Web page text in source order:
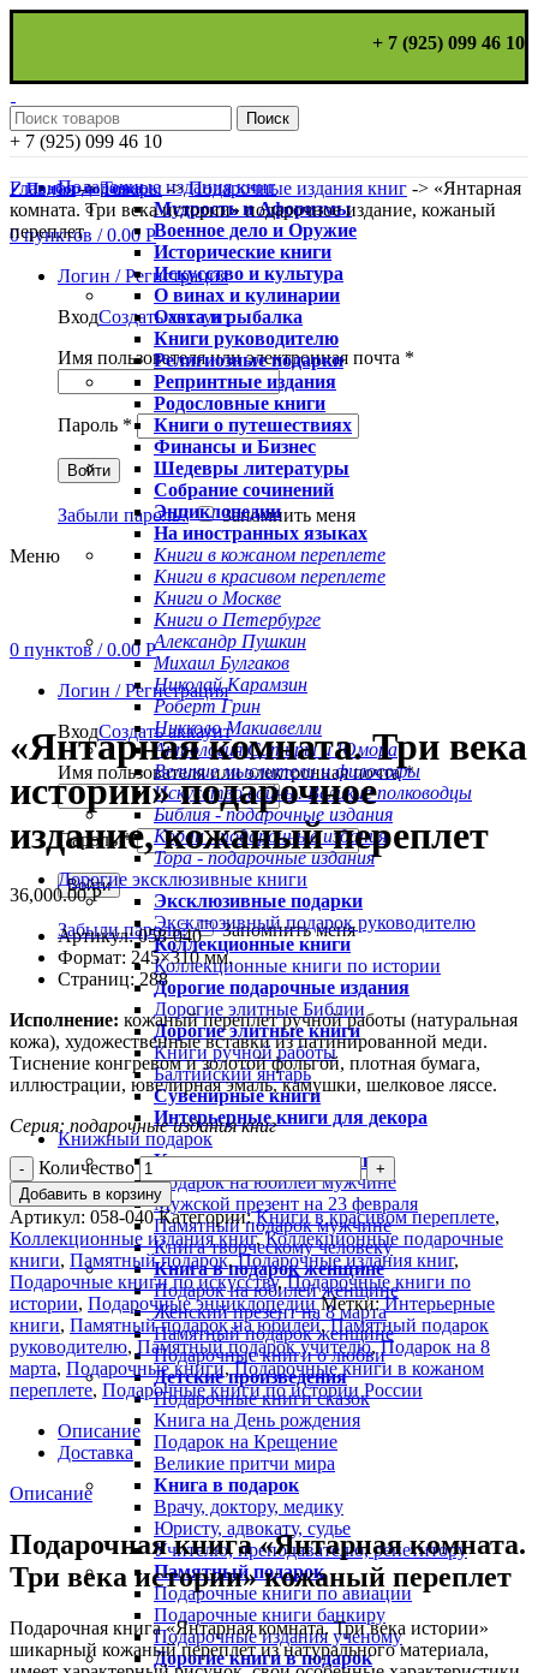
+ 7 (925) 099 46 10
Поиск
+ 7 (925) 099 46 10
✓ Подбор подарка
0пунктов / 0.00 Р
Логин / Регистрация
ВходСоздать аккаунт
Имя пользователя или электронная почта *
Пароль *
Войти
Забыли пароль?
Запомнить меня
Меню
0 пунктов / 0.00 Р
Логин / Регистрация
ВходСоздать аккаунт
Имя пользователя или электронная почта*
Пароль *
Войти
Забыли пароль? Запомнить меня
Подарочные издания книг
Мудрость и Афоризмы
Военное дело и Оружие
Исторические книги
Искусство и культура
О винах и кулинарии
Охота и рыбалка
Книги руководителю
Религиозные подарки
Репринтные издания
Родословные книги
Книги о путешествиях
Финансы и Бизнес
Шедевры литературы
Собрание сочинений
Энциклопедии
На иностранных языках
Книги в кожаном переплете
Книги в красивом переплете
Книги о Москве
Книги о Петербурге
Александр Пушкин
Михаил Булгаков
Николай Карамзин
Роберт Грин
Никколо Макиавелли
Антология Сатиры и Юмора
Великие мыслители и философы
Искусство войны. Великие полководцы
Библия - подарочные издания
Коран - подарочные издания
Тора - подарочные издания
Дорогие эксклюзивные книги
Эксклюзивные подарки
Эксклюзивный подарок руководителю
Коллекционные книги
Коллекционные книги по истории
Дорогие подарочные издания
Дорогие элитные Библии
Дорогие элитные книги
Книги ручной работы
Балтийский янтарь
Сувенирные книги
Интерьерные книги для декора
Книжный подарок
Книга в подарок мужчине
Подарок на юбилей мужчине
Мужской презент на 23 февраля
Памятный подарок мужчине
Книга творческому человеку
Книга в подарок женщине
Подарок на юбилей женщине
Женский презент на 8 марта
Памятный подарок женщине
Подарочные книги о любви
Детские произведения
Подарочные книги сказок
Книга на День рождения
Подарок на Крещение
Великие притчи мира
Книга в подарок
Врачу, доктору, медику
Юристу, адвокату, судье
Учителю, преподавателю, репетитору
Памятный подарок
Подарочные книги по авиации
Подарочные книги банкиру
Подарочные издания ученому
Дорогие книги в подарок
Главная->Товары->Подарочные издания книг -> «Янтарная
комната. Три века истории» подарочное издание, кожаный
переплет
Увеличить
«Янтарная комната. Три века
истории» подарочное
издание, кожаный переплет
36,000.00Р
Артикул: 058-040
Формат: 245×310 мм.
Страниц: 288
Исполнение: кожаный переплет ручной работы (натуральная
кожа), художественные вставки из патинированной меди.
Тиснение конгревом и золотой фольгой, плотная бумага,
иллюстрации, ювелирная эмаль, камушки, шелковое ляссе.
Серия: подарочные издания книг
Количество
Добавить в корзину
Артикул: 058-040 Категории:Книги в красивом переплете,
Коллекционные издания книг, Коллекционные подарочные
книги, Памятный подарок, Подарочные издания книг,
Подарочные книги по искусству, Подарочные книги по
истории, Подарочные энциклопедии Метки:Интерьерные
книги, Памятный подарок на юбилей, Памятный подарок
руководителю, Памятный подарок учителю, Подарок на 8
марта, Подарочные книги, Подарочные книги в кожаном
переплете, Подарочные книги по истории России
Описание
Доставка
Описание
Подарочная книга «Янтарная комната.
Три века истории» кожаный переплет
Подарочная книга «Янтарная комната. Три века истории»
шикарный кожаный переплет из натурального материала,